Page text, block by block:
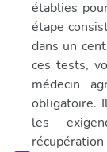
établies
étape
dans un
ces tests,
médecin
obligatoire.
les